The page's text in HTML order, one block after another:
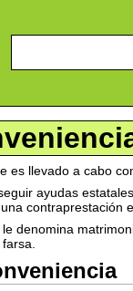
es llevado a cabo
ayudas
contraprestación
denomina